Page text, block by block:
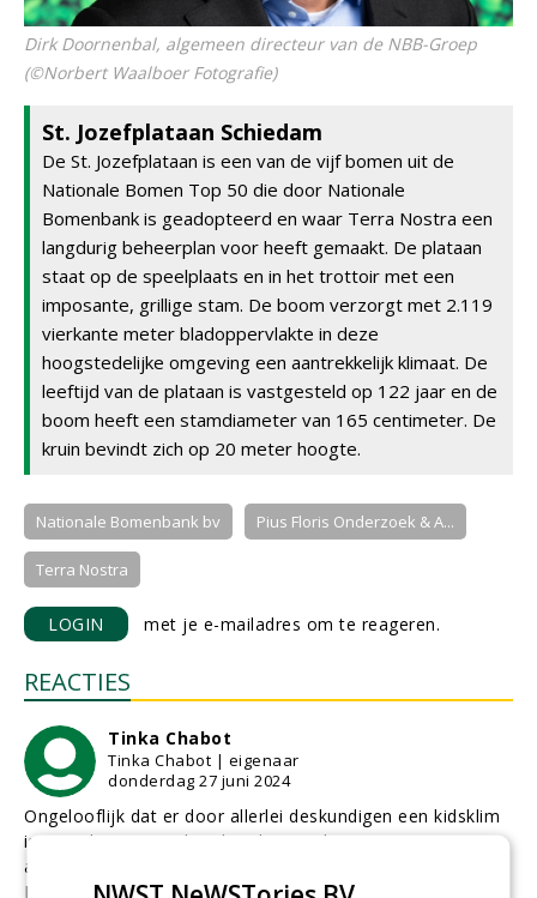
Dirk Doornenbal, algemeen directeur van de NBB-Groep
(©Norbert Waalboer Fotografie)
St. Jozefplataan Schiedam
De St. Jozefplataan is een van de vijf bomen uit de
Nationale Bomen Top 50 die door Nationale
Bomenbank is geadopteerd en waar Terra Nostra een
langdurig beheerplan voor heeft gemaakt. De plataan
staat op de speelplaats en in het trottoir met een
imposante, grillige stam. De boom verzorgt met 2.119
vierkante meter bladoppervlakte in deze
hoogstedelijke omgeving een aantrekkelijk klimaat. De
leeftijd van de plataan is vastgesteld op 122 jaar en de
boom heeft een stamdiameter van 165 centimeter. De
kruin bevindt zich op 20 meter hoogte.
Nationale Bomenbank bv Pius Floris Onderzoek & A...
Terra Nostra
LOGIN met je e-mailadres om te reageren.
REACTIES
Tinka Chabot
Tinka Chabot | eigenaar
donderdag 27 juni 2024
Ongelooflijk dat er door allerlei deskundigen een kidsklim
in een plataan wordt gehouden. Veel mensen zijn
allergisch voor de haartjes op het blad en de scheuten.
Daar kunnen ze flink ziek van worden, net als de